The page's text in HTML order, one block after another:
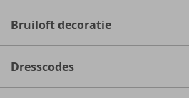
Bruiloft decoratie
Dresscodes